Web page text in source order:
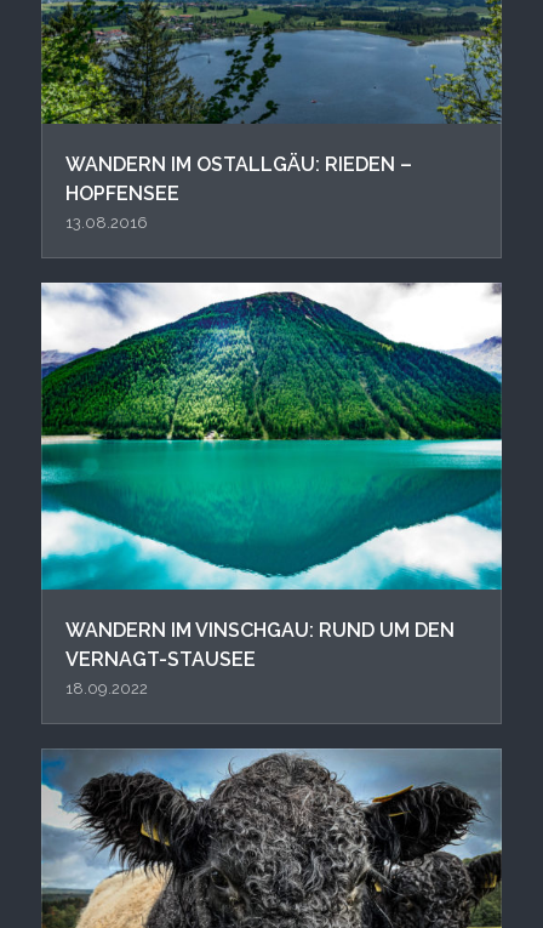
WANDERN IM OSTALLGÄU: RIEDEN –
HOPFENSEE
13.08.2016
WANDERN IM VINSCHGAU: RUND UM DEN
VERNAGT-STAUSEE
18.09.2022